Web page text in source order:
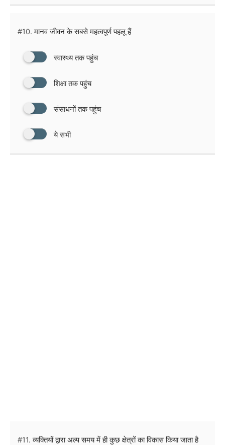
#10. मानव जीवन के सबसे महत्वपूर्ण पहलू हैं
स्वास्थ्य तक पहुंच
शिक्षा तक पहुंच
संसाधनों तक पहुंच
ये सभी
#11. व्यक्तियों द्वारा अल्प समय में ही कुछ क्षेत्रों का विकास किया जाता है